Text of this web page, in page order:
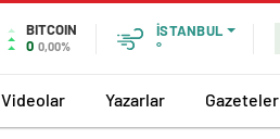
BITCOIN
0 0,00%
İSTANBUL
°
Videolar Yazarlar Gazeteler